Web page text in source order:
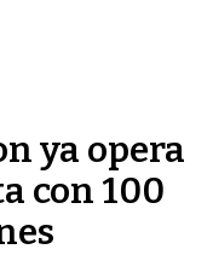
ya opera
con 100